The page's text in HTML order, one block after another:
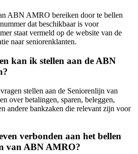
ABN AMRO bereiken door te bellen
dat beschikbaar is voor
staat vermeld op de website van de
naar seniorenklanten.
kan ik stellen aan de ABN
stellen aan de Seniorenlijn van
over betalingen, sparen, beleggen,
andere bankzaken die relevant zijn voor
verbonden aan het bellen
van ABN AMRO?